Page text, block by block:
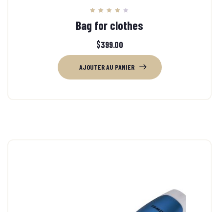
4.00
sur 5
Bag for clothes
$399.00
AJOUTER AU PANIER